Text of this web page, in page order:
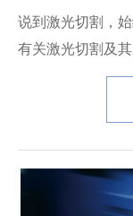
说到激光切割，
有关激光切割及